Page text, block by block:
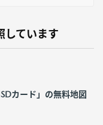
しています
カード」の無料地図